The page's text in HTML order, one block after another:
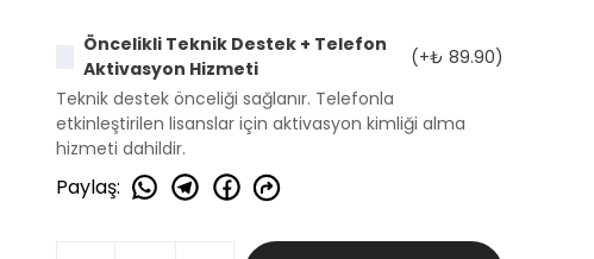
Öncelikli Teknik Destek + Telefon
Aktivasyon Hizmeti
(+₺ 89.90)
Teknik destek önceliği sağlanır. Telefonla
etkinleştirilen lisanslar için aktivasyon kimliği alma
hizmeti dahildir.
Paylaş: